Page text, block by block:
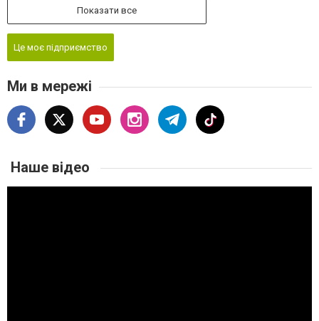
Показати все
Це моє підприємство
Ми в мережі
Наше відео